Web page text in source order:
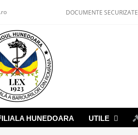
DOCUMENTE SECURIZATE
HUNEDOARA UTILE